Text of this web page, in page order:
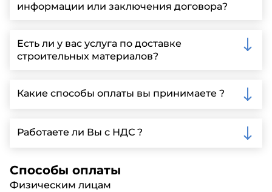
информации или заключения договора?
запрос через нашу официальную почту или
заполнить форму на нашем сайте для более
детальной информации и организации встречи.
Есть ли у вас услуга по доставке
строительных материалов?
Ленинградской области, у нас собственный
автопарк, для обеспечения быстрой и надежной
Какие способы оплаты вы принимаете ?
включая наличные, банковские переводы,
кредитные карты. Подробную информацию о
Работаете ли Вы с НДС ?
налогообложения, т.е с НДС 20%
Способы оплаты
Физическим лицам